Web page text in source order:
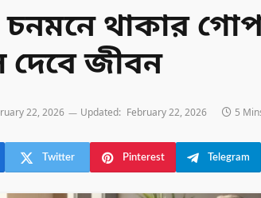
থাকার
দেবে জীবন
22, 2026 Updated: February 22, 2026 5
Twitter Pinterest Telegram